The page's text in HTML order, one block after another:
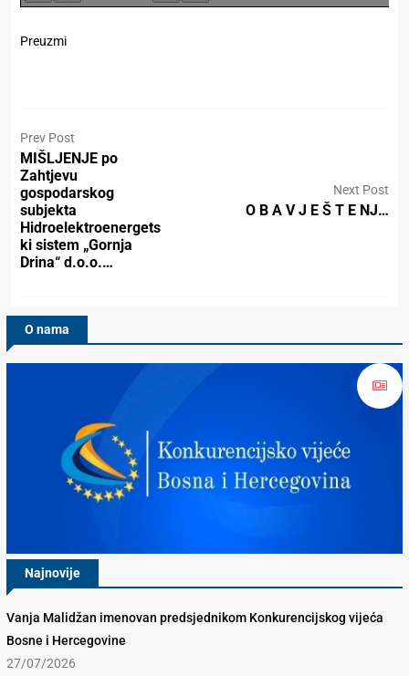
Preuzmi
Prev Post
MIŠLJENJE po
Zahtjevu
gospodarskog
subjekta
Hidroelektroenergets
ki sistem „Gornja
Drina“ d.o.o.…
Next Post
O B A V J E Š T E NJ…
O nama
Najnovije
Vanja Malidžan imenovan predsjednikom Konkurencijskog vijeća
Bosne i Hercegovine
27/07/2026